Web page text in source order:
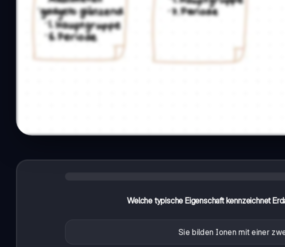
Welche typische Eigenschaft kennzeichnet
Sie bilden Ionen mit einer